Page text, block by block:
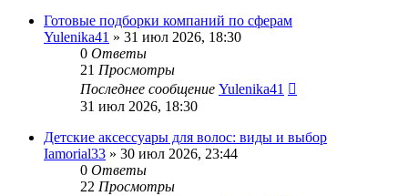
Готовые подборки компаний по сферам
Yulenika41 » 31 июл 2026, 18:30
0 Ответы
21 Просмотры
Последнее сообщение Yulenika41
31 июл 2026, 18:30
Детские аксессуары для волос: виды и выбор
Iamorial33 » 30 июл 2026, 23:44
0 Ответы
22 Просмотры